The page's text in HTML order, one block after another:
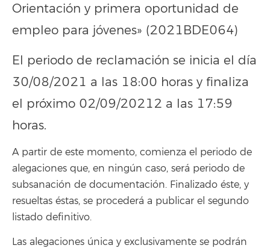
Orientación y primera oportunidad de
empleo para jóvenes» (2021BDE064)
El periodo de reclamación se inicia el día
30/08/2021 a las 18:00 horas y finaliza
el próximo 02/09/20212 a las 17:59
horas.
A partir de este momento, comienza el periodo de
alegaciones que, en ningún caso, será periodo de
subsanación de documentación. Finalizado éste, y
resueltas éstas, se procederá a publicar el segundo
listado definitivo.
Las alegaciones única y exclusivamente se podrán